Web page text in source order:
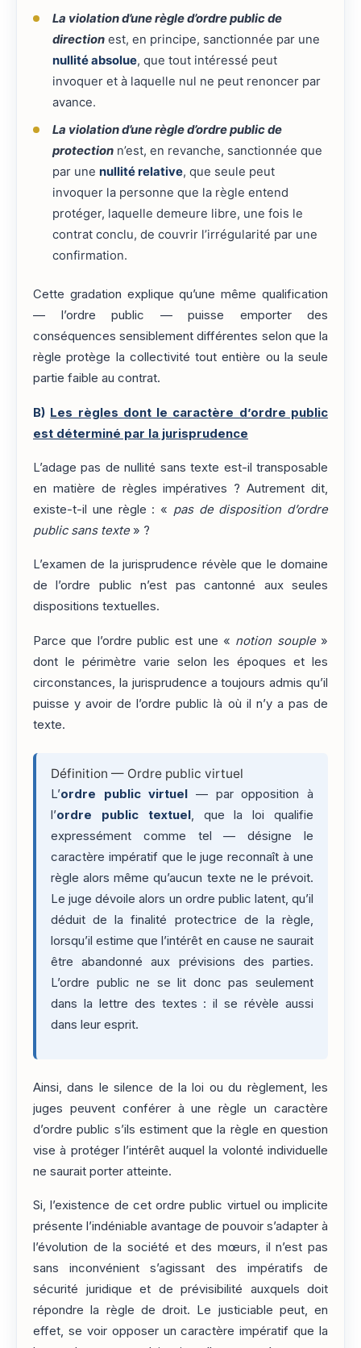
La violation d’une règle d’ordre public de
directionest, en principe, sanctionnée par une
nullité absolue, que tout intéressé peut
invoquer et à laquelle nul ne peut renoncer par
avance.
La violation d’une règle d’ordre public de
protectionn’est, en revanche, sanctionnée que
par une nullité relative, que seule peut
invoquer la personne que la règle entend
protéger, laquelle demeure libre, une fois le
contrat conclu, de couvrir l’irrégularité par une
confirmation.
Cette gradation explique qu’une même qualification
— l’ordre public — puisse emporter des
conséquences sensiblement différentes selon que la
règle protège la collectivité tout entière ou la seule
partie faible au contrat.
B) Les règles dont le caractère d’ordre public
est déterminé par la jurisprudence
L’adage pas de nullité sans texte est-il transposable
en matière de règles impératives ? Autrement dit,
existe-t-il une règle : « pas de disposition d’ordre
public sans texte» ?
L’examen de la jurisprudence révèle que le domaine
de l’ordre public n’est pas cantonné aux seules
dispositions textuelles.
Parce que l’ordre public est une « notion souple»
dont le périmètre varie selon les époques et les
circonstances, la jurisprudence a toujours admis qu’il
puisse y avoir de l’ordre public là où il n’y a pas de
texte.
Définition — Ordre public virtuel
L’ordre public virtuel — par opposition à
l’ordre public textuel, que la loi qualifie
expressément comme tel — désigne le
caractère impératif que le juge reconnaît à une
règle alors même qu’aucun texte ne le prévoit.
Le juge dévoile alors un ordre public latent, qu’il
déduit de la finalité protectrice de la règle,
lorsqu’il estime que l’intérêt en cause ne saurait
être abandonné aux prévisions des parties.
L’ordre public ne se lit donc pas seulement
dans la lettre des textes : il se révèle aussi
dans leur esprit.
Ainsi, dans le silence de la loi ou du règlement, les
juges peuvent conférer à une règle un caractère
d’ordre public s’ils estiment que la règle en question
vise à protéger l’intérêt auquel la volonté individuelle
ne saurait porter atteinte.
Si, l’existence de cet ordre public virtuel ou implicite
présente l’indéniable avantage de pouvoir s’adapter à
l’évolution de la société et des mœurs, il n’est pas
sans inconvénient s’agissant des impératifs de
sécurité juridique et de prévisibilité auxquels doit
répondre la règle de droit. Le justiciable peut, en
effet, se voir opposer un caractère impératif que la